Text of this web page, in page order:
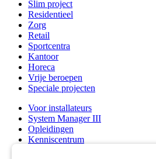
Slim project
Residentieel
Zorg
Retail
Sportcentra
Kantoor
Horeca
Vrije beroepen
Speciale projecten
Voor installateurs
System Manager III
Opleidingen
Kenniscentrum